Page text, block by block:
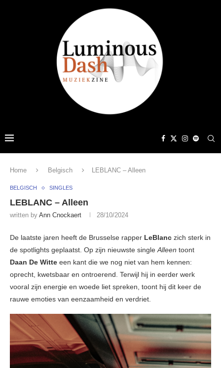
Home Belgisch LEBLANC – Alleen
BELGISCH SINGLES
LEBLANC – Alleen
written by Ann Cnockaert 28/10/2024
De laatste jaren heeft de Brusselse rapper LeBlanc zich sterk in
de spotlights geplaatst. Op zijn nieuwste singleAlleen toont
Daan De Witte een kant die we nog niet van hem kennen:
oprecht, kwetsbaar en ontroerend. Terwijl hij in eerder werk
vooral zijn energie en woede liet spreken, toont hij dit keer de
rauwe emoties van eenzaamheid en verdriet.